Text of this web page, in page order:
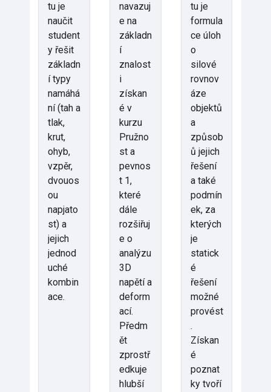
tu je
naučit
student
y řešit
základn
í typy
namáhá
ní (tah a
tlak,
krut,
ohyb,
vzpěr,
dvouos
ou
napjato
st) a
jejich
jednod
uché
kombin
ace.
navazuj
e na
základn
í
znalost
i
získan
é v
kurzu
Pružno
st a
pevnos
t 1,
které
dále
rozšiřuj
e o
analýzu
3D
napětí a
deform
ací.
Předm
ět
zprostř
edkuje
hlubší
tu je
formula
ce úloh
o
silové
rovnov
áze
objektů
a
způsob
ů jejich
řešení
a také
podmín
ek, za
kterých
je
statick
é
řešení
možné
provést
.
Získan
é
poznat
ky tvoří